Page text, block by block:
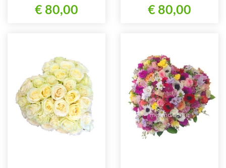
€ 80,00 € 80,00